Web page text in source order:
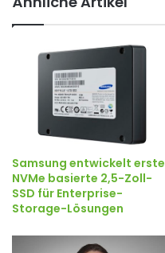
Samsung entwickelt erste
NVMe basierte 2,5-Zoll-
SSD für Enterprise-
Storage-Lösungen